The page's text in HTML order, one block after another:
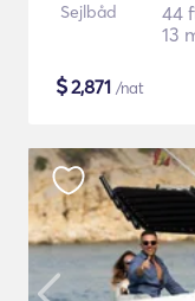
Sejlbåd
44
13
$2,871 /nat